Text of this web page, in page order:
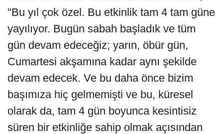
"Bu yıl çok özel. Bu etkinlik tam 4 tam güne
yayılıyor. Bugün sabah başladık ve tüm
gün devam edeceğiz; yarın, öbür gün,
Cumartesi akşamına kadar aynı şekilde
devam edecek. Ve bu daha önce bizim
başımıza hiç gelmemişti ve bu, küresel
olarak da, tam 4 gün boyunca kesintisiz
süren bir etkinliğe sahip olmak açısından